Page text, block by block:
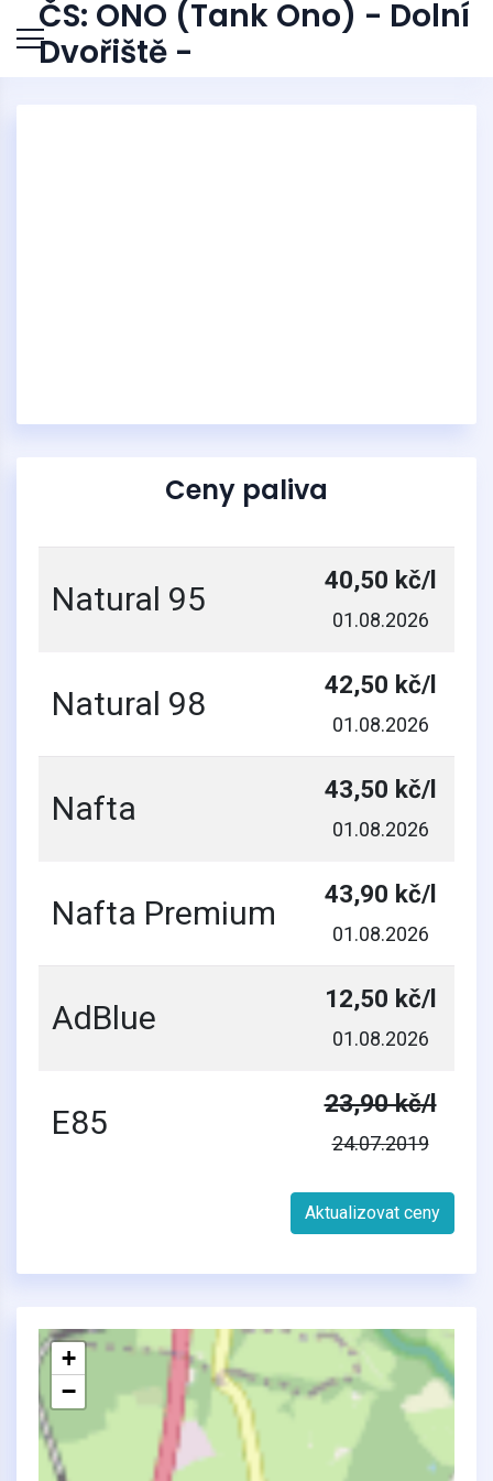
ČS: ONO (Tank Ono) - Dolní
Dvořiště -
Ceny paliva
Natural 95 40,50 kč/l
01.08.2026
Natural 98 42,50 kč/l
01.08.2026
Nafta 43,50 kč/l
01.08.2026
Nafta Premium 43,90 kč/l
01.08.2026
AdBlue 12,50 kč/l
01.08.2026
E85 23,90 kč/l
24.07.2019
Aktualizovat ceny
+
−